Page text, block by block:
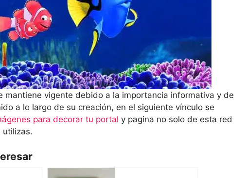
mantiene vigente debido a la importancia informativa y de
a lo largo de su creación, en el siguiente vínculo se
para decorar tu portal y pagina no solo de esta red
utilizas.